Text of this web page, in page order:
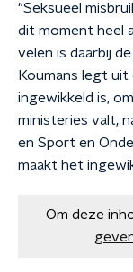
"Seksueel
dit moment heel
velen is daarbij
Koumans legt
ingewikkeld is,
ministeries valt,
en Sport en
maakt het
Om deze